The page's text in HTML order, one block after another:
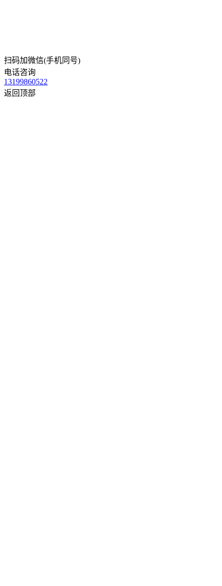
扫码加微信(手机同号)
电话咨询
13199860522
返回顶部